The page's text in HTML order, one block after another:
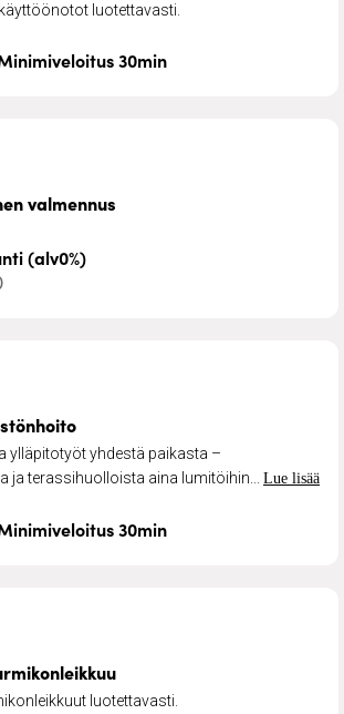
luotettavasti.
30min
valmennus
valmennus
(alv0%)
ja kiinteistönhoito
ylläpitotyöt yhdestä paikasta –
ja terassihuolloista aina lumitöihin... Lue lisää
30min
ja nurmikonleikkuu
luotettavasti.